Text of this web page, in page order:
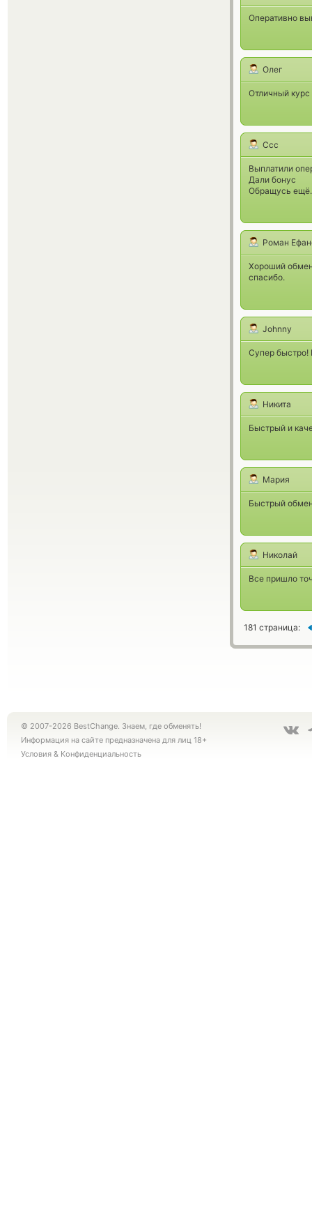
Оперативно
Олег
Отличный
Ссс
Выплатили
Дали бонус
Обращусь ещё.
Роман
Хороший
спасибо.
Johnny
Супер
Никита
Быстрый и
Мария
Быстрый
Николай
Все пришло
181 страница:
© 2007-2026 BestChange. Знаем, где обменять!
Информация на сайте предназначена для лиц 18+
Условия & Конфиденциальность